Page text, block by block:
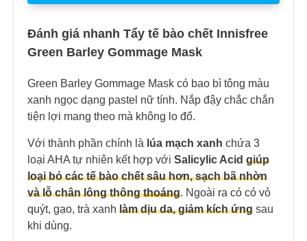
Đánh giá nhanh Tẩy tế bào chết Innisfree
Green Barley Gommage Mask
Green Barley Gommage Mask có bao bì tông màu
xanh ngọc dạng pastel nữ tính. Nắp đậy chắc chắn
tiện lợi mang theo mà không lo đổ.
Với thành phần chính là lúa mạch xanh chứa 3
loại AHA tự nhiên kết hợp với Salicylic Acid giúp
loại bỏ các tế bào chết sâu hơn, sạch bã nhờn
và lỗ chân lông thôngthoáng. Ngoài ra có có vỏ
quýt, gạo, trà xanh làm dịu da, giảm kích ứng sau
khi dùng.